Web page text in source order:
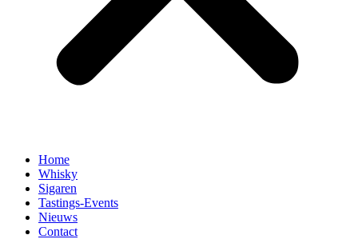
Home
Whisky
Sigaren
Tastings-Events
Nieuws
Contact